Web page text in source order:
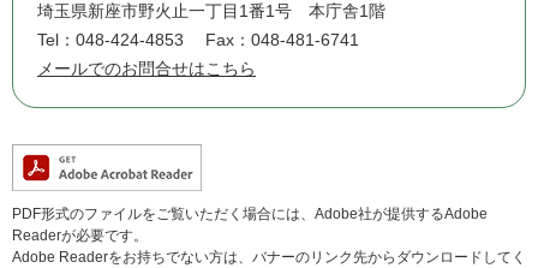
埼玉県新座市野火止一丁目1番1号 本庁舎1階
Tel：048-424-4853
Fax：048-481-6741
メールでのお問合せはこちら
PDF形式のファイルをご覧いただく場合には、Adobe社が提供するAdobe
Readerが必要です。
Adobe Readerをお持ちでない方は、バナーのリンク先からダウンロードしてく